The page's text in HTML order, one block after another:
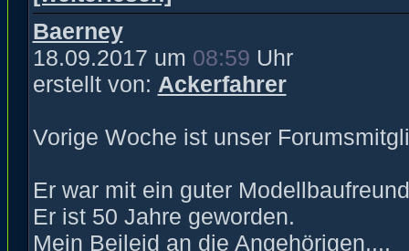
Baerney
18.09.2017 um 08:59 Uhr
erstellt von: Ackerfahrer
Vorige Woche ist unser
Er war mit ein guter
Er ist 50 Jahre geworden.
Mein Beileid an die Angehörigen....